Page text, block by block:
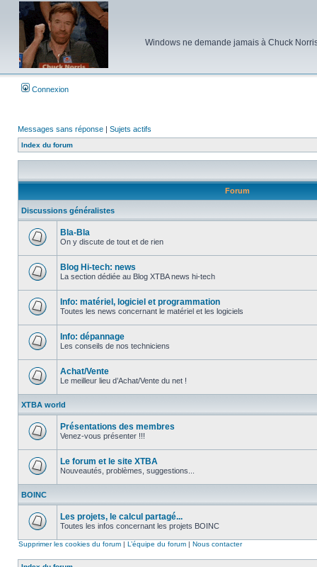
Windows ne demande jamais à Chuck
Connexion
Messages sans réponse | Sujets actifs
Index du forum
Forum
Discussions généralistes
message
non
Bla-Bla
On y discute de tout et de rien
message
non
Blog Hi-tech: news
La section dédiée au Blog XTBA news hi-tech
message
non
Info: matériel, logiciel et programmation
Toutes les news concernant le matériel et les logiciels
message
non
Info: dépannage
Les conseils de nos techniciens
message
non
lu
Achat/Vente
Le meilleur lieu d’Achat/Vente du net !
XTBA world
message
non
Présentations des membres
Venez-vous présenter !!!
message
lu
Le forum et le site XTBA
Nouveautés, problèmes, suggestions...
BOINC
message
Les projets, le calcul partagé...
Toutes les infos concernant les projets BOINC
Supprimer les cookies du forum | L’équipe du forum | Nous contacter